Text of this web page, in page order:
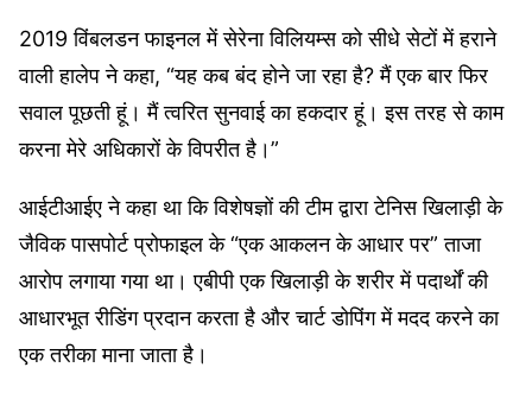
2019 विंबलडन फाइनल में सेरेना विलियम्स को सीधे सेटों में हराने
वाली हालेप ने कहा, “यह कब बंद होने जा रहा है? मैं एक बार फिर
सवाल पूछती हूं। मैं त्वरित सुनवाई का हकदार हूं। इस तरह से काम
करना मेरे अधिकारों के विपरीत है।”
आईटीआईए ने कहा था कि विशेषज्ञों की टीम द्वारा टेनिस खिलाड़ी के
जैविक पासपोर्ट प्रोफाइल के “एक आकलन के आधार पर” ताजा
आरोप लगाया गया था। एबीपी एक खिलाड़ी के शरीर में पदार्थों की
आधारभूत रीडिंग प्रदान करता है और चार्ट डोपिंग में मदद करने का
एक तरीका माना जाता है।